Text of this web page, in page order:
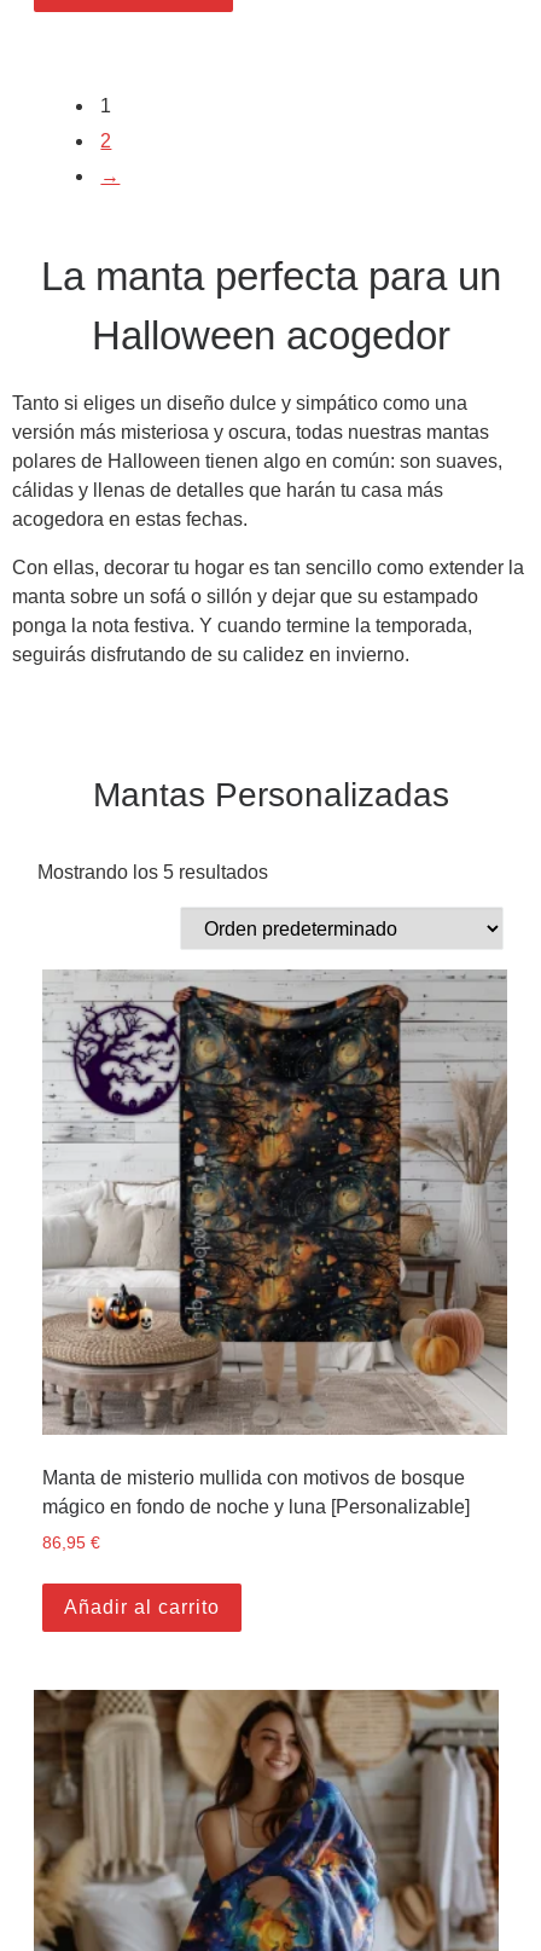
1
2
→
La manta perfecta para un
Halloween acogedor
Tanto si eliges un diseño dulce y simpático como una
versión más misteriosa y oscura, todas nuestras mantas
polares de Halloween tienen algo en común: son suaves,
cálidas y llenas de detalles que harán tu casa más
acogedora en estas fechas.
Con ellas, decorar tu hogar es tan sencillo como extender la
manta sobre un sofá o sillón y dejar que su estampado
ponga la nota festiva. Y cuando termine la temporada,
seguirás disfrutando de su calidez en invierno.
Mantas Personalizadas
Mostrando los 5 resultados
Manta de misterio mullida con motivos de bosque
mágico en fondo de noche y luna [Personalizable]
86,95€
Añadir al carrito